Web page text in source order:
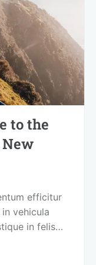
to the
efficitur
vehicula
in felis